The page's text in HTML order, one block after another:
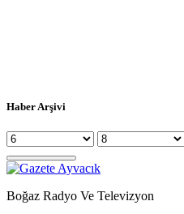
Haber Arşivi
Boğaz Radyo Ve Televizyon